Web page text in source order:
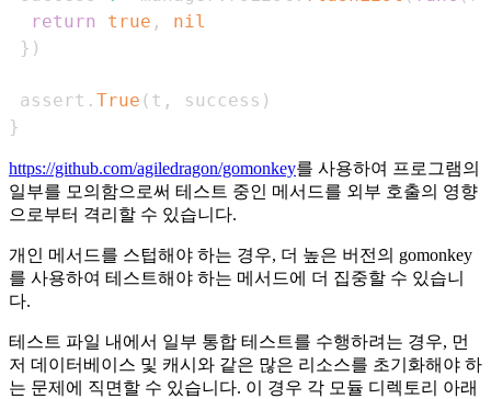
return
true ,
nil
} )
assert . True ( t , success )
}
https://github.com/agiledragon/gomonkey를 사용하여 프로그램의
일부를 모의함으로써 테스트 중인 메서드를 외부 호출의 영향
으로부터 격리할 수 있습니다.
개인 메서드를 스텁해야 하는 경우, 더 높은 버전의 gomonkey
를 사용하여 테스트해야 하는 메서드에 더 집중할 수 있습니
다.
테스트 파일 내에서 일부 통합 테스트를 수행하려는 경우, 먼
저 데이터베이스 및 캐시와 같은 많은 리소스를 초기화해야 하
는 문제에 직면할 수 있습니다. 이 경우 각 모듈 디렉토리 아래